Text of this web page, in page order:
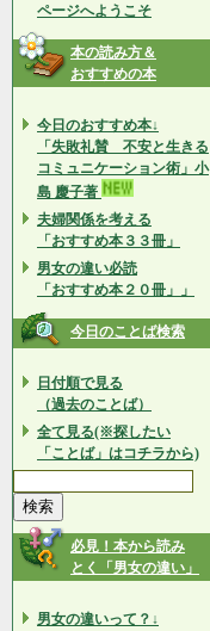
ページへようこそ
本の読み方＆
おすすめの本
今日のおすすめ本↓
「失敗礼賛 不安と生きる
コミュニケーション術」小
島 慶子著
夫婦関係を考える
「おすすめ本３３冊」
男女の違い必読
「おすすめ本２０冊」」
今日のことば検索
日付順で見る
（過去のことば）
全て見る(※探したい
「ことば」はコチラから)
必見！本から読み
とく「男女の違い」
男女の違いって？↓